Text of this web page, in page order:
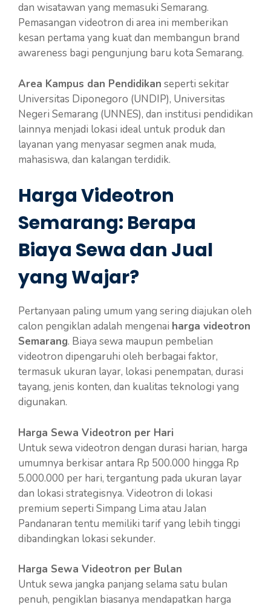
dan wisatawan yang memasuki Semarang.
Pemasangan videotron di area ini memberikan
kesan pertama yang kuat dan membangun brand
awareness bagi pengunjung baru kota Semarang.
Area Kampus dan Pendidikan seperti sekitar
Universitas Diponegoro (UNDIP), Universitas
Negeri Semarang (UNNES), dan institusi pendidikan
lainnya menjadi lokasi ideal untuk produk dan
layanan yang menyasar segmen anak muda,
mahasiswa, dan kalangan terdidik.
Harga Videotron
Semarang: Berapa
Biaya Sewa dan Jual
yang Wajar?
Pertanyaan paling umum yang sering diajukan oleh
calon pengiklan adalah mengenai harga videotron
Semarang. Biaya sewa maupun pembelian
videotron dipengaruhi oleh berbagai faktor,
termasuk ukuran layar, lokasi penempatan, durasi
tayang, jenis konten, dan kualitas teknologi yang
digunakan.
Harga Sewa Videotron per Hari
Untuk sewa videotron dengan durasi harian, harga
umumnya berkisar antara Rp 500.000 hingga Rp
5.000.000 per hari, tergantung pada ukuran layar
dan lokasi strategisnya. Videotron di lokasi
premium seperti Simpang Lima atau Jalan
Pandanaran tentu memiliki tarif yang lebih tinggi
dibandingkan lokasi sekunder.
Harga Sewa Videotron per Bulan
Untuk sewa jangka panjang selama satu bulan
penuh, pengiklan biasanya mendapatkan harga